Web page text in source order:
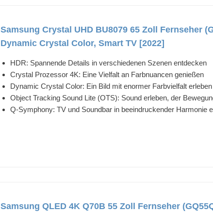
Samsung Crystal UHD BU8079 65 Zoll Fernseher
Dynamic Crystal Color, Smart TV [2022]
HDR: Spannende Details in verschiedenen Szenen entdecken
Crystal Prozessor 4K: Eine Vielfalt an Farbnuancen genießen
Dynamic Crystal Color: Ein Bild mit enormer Farbvielfalt erleben
Object Tracking Sound Lite (OTS): Sound erleben, der
Q-Symphony: TV und Soundbar in beeindruckender Harmonie
Samsung QLED 4K Q70B 55 Zoll Fernseher